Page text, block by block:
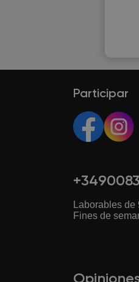
Participar
Laborables de
Fines de